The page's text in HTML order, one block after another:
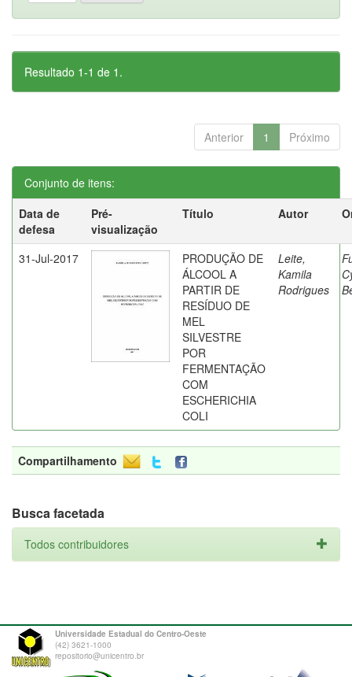
Resultado 1-1 de 1.
Anterior 1 Próximo
Conjunto de itens:
Data de
defesa
Pré-
visualização
Título Autor
31-Jul-2017
PRODUÇÃO DE
ÁLCOOL A
PARTIR DE
RESÍDUO DE
MEL
SILVESTRE
POR
FERMENTAÇÃO
COM
ESCHERICHIA
COLI
Leite,
Kamila
Rodrigues
Compartilhamento
Busca facetada
Todos contribuidores
Universidade Estadual do Centro-Oeste
(42) 3621-1000
repositorio@unicentro.br